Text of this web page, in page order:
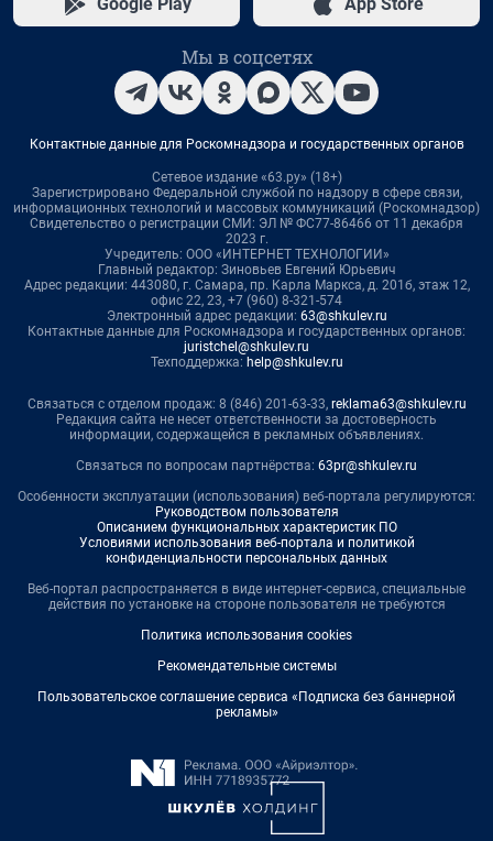
Мы в соцсетях
Контактные данные для Роскомнадзора и государственных органов
Сетевое издание «63.ру» (18+)
Зарегистрировано Федеральной службой по надзору в сфере связи,
информационных технологий и массовых коммуникаций (Роскомнадзор)
Свидетельство о регистрации СМИ: ЭЛ № ФС77-86466 от 11 декабря
2023 г.
Учредитель: ООО «ИНТЕРНЕТ ТЕХНОЛОГИИ»
Главный редактор: Зиновьев Евгений Юрьевич
Адрес редакции: 443080, г. Самара, пр. Карла Маркса, д. 201б, этаж 12,
офис 22, 23, +7 (960) 8-321-574
Электронный адрес редакции: 63@shkulev.ru
Контактные данные для Роскомнадзора и государственных органов:
juristchel@shkulev.ru
Техподдержка: help@shkulev.ru
Связаться с отделом продаж: 8 (846) 201-63-33, reklama63@shkulev.ru
Редакция сайта не несет ответственности за достоверность
информации, содержащейся в рекламных объявлениях.
Связаться по вопросам партнёрства: 63pr@shkulev.ru
Особенности эксплуатации (использования) веб-портала регулируются:
Руководством пользователя
Описанием функциональных характеристик ПО
Условиями использования веб-портала и политикой
конфиденциальности персональных данных
Веб-портал распространяется в виде интернет-сервиса, специальные
действия по установке на стороне пользователя не требуются
Политика использования cookies
Рекомендательные системы
Пользовательское соглашение сервиса «Подписка без баннерной
рекламы»